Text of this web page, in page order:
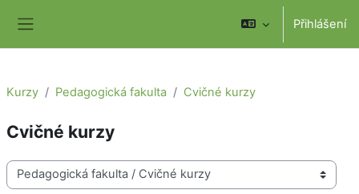
Přihlášení
Kurzy Pedagogická fakulta Cvičné kurzy
Cvičné kurzy
Kategorie kurzů